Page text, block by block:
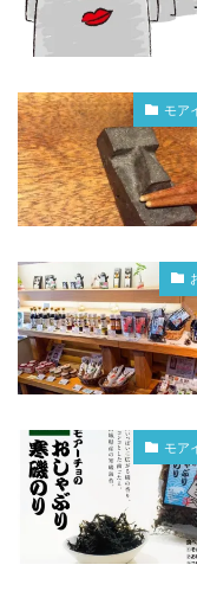
モア
モア